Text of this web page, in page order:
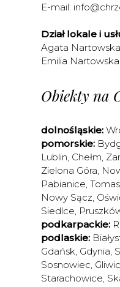
E-mail:
Dział lokale i
Agata Nartowska
Emilia Nartowska
Obiekty na
dolnośląskie:
pomorskie:
Lublin, Chełm,
Zielona Góra,
Pabianice,
Nowy Sącz,
Siedlce,
podkarpackie:
podlaskie:
Gdańsk, Gdynia,
Sosnowiec,
Starachowice,